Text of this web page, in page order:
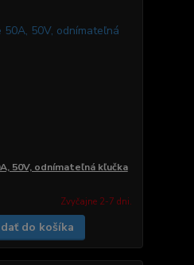
50V, odnímateľná kľučka
Zvyčajne 2-7 dni.
do košíka